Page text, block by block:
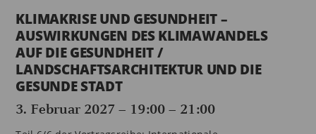
KLIMAKRISE UND GESUNDHEIT –
AUSWIRKUNGEN DES KLIMAWANDELS
AUF DIE GESUNDHEIT /
LANDSCHAFTSARCHITEKTUR UND DIE
GESUNDE STADT
3. Februar 2027 – 19:00– 21:00